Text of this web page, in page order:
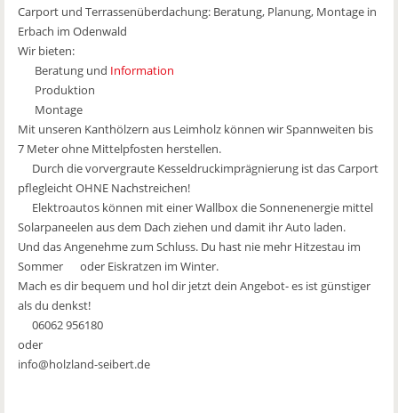
Carport und Terrassenüberdachung: Beratung, Planung, Montage in
Erbach im Odenwald
Wir bieten:
Beratung und Information
Produktion
Montage
Mit unseren Kanthölzern aus Leimholz können wir Spannweiten bis
7 Meter ohne Mittelpfosten herstellen.
Durch die vorvergraute Kesseldruckimprägnierung ist das Carport
pflegleicht OHNE Nachstreichen!
Elektroautos können mit einer Wallbox die Sonnenenergie mittel
Solarpaneelen aus dem Dach ziehen und damit ihr Auto laden.
Und das Angenehme zum Schluss. Du hast nie mehr Hitzestau im
Sommer
oder Eiskratzen im Winter.
Mach es dir bequem und hol dir jetzt dein Angebot- es ist günstiger
als du denkst!
06062 956180
oder
info@holzland-seibert.de